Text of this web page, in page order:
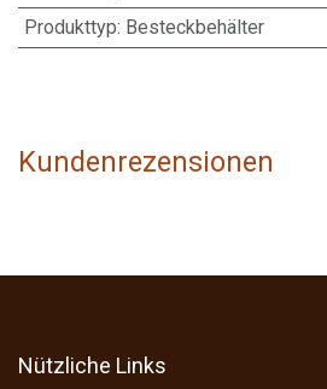
Produkttyp: Besteckbehälter
Kundenrezensionen
Nützliche Links